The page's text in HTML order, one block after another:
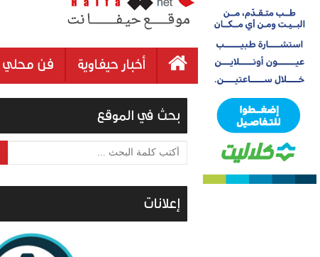
أخبار حيفاوية فن محلي
بحث في الموقع
أكتب كلمة البحث ...
إعلانات